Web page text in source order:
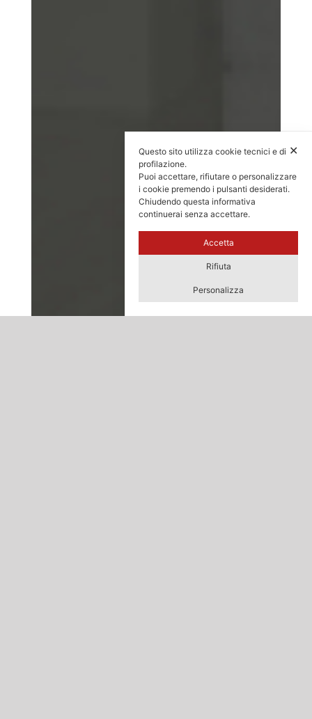
✕
Questo sito utilizza cookie tecnici e di
profilazione.
Puoi accettare, rifiutare o personalizzare
i cookie premendo i pulsanti desiderati.
Chiudendo questa informativa
continuerai senza accettare.
Accetta
Rifiuta
Personalizza